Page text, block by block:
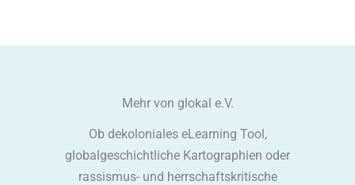
Mehr von glokal e.V.
Ob dekoloniales eLearning Tool,
globalgeschichtliche Kartographien oder
rassismus- und herrschaftskritische